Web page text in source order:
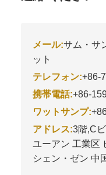
メール:サム・サ
ット
テレフォン:+86-
携帯電話:+86-
ワットサンプ:
アドレス:3階,C
ユーアン 工業区
シェン・ゼン 中